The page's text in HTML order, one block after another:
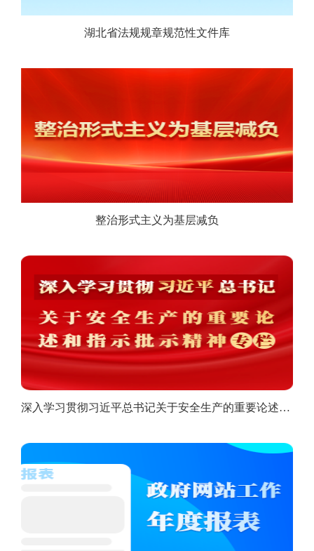
湖北省法规规章规范性文件库
整治形式主义为基层减负
深入学习贯彻习近平总书记关于安全生产的重要论述和指示批示精神